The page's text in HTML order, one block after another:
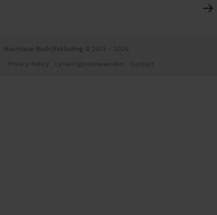
Hurricane Bedrijfskleding © 2013 - 2026
Privacy Policy Leveringsvoorwaarden Contact